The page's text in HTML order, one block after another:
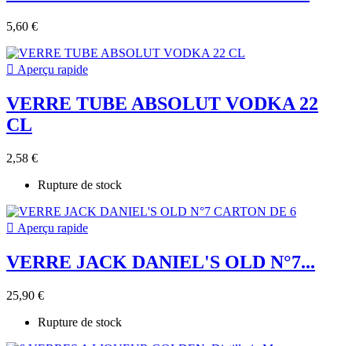
5,60 €
 Aperçu rapide
VERRE TUBE ABSOLUT VODKA 22
CL
2,58 €
Rupture de stock
 Aperçu rapide
VERRE JACK DANIEL'S OLD N°7...
25,90 €
Rupture de stock